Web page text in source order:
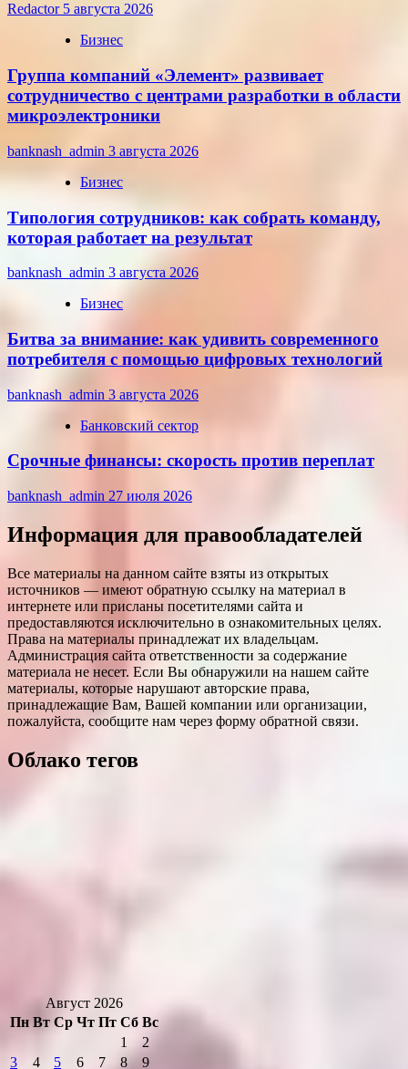
Redactor 5 августа 2026
Бизнес
Группа компаний «Элемент» развивает
сотрудничество с центрами разработки в области
микроэлектроники
banknash_admin 3 августа 2026
Бизнес
Типология сотрудников: как собрать команду,
которая работает на результат
banknash_admin 3 августа 2026
Бизнес
Битва за внимание: как удивить современного
потребителя с помощью цифровых технологий
banknash_admin 3 августа 2026
Банковский сектор
Срочные финансы: скорость против переплат
banknash_admin 27 июля 2026
Информация для правообладателей
Все материалы на данном сайте взяты из открытых
источников — имеют обратную ссылку на материал в
интернете или присланы посетителями сайта и
предоставляются исключительно в ознакомительных целях.
Права на материалы принадлежат их владельцам.
Администрация сайта ответственности за содержание
материала не несет. Если Вы обнаружили на нашем сайте
материалы, которые нарушают авторские права,
принадлежащие Вам, Вашей компании или организации,
пожалуйста, сообщите нам через форму обратной связи.
Облако тегов
Август 2026
Пн Вт Ср Чт Пт Сб Вс
1
2
3
4 5 6 7 8 9